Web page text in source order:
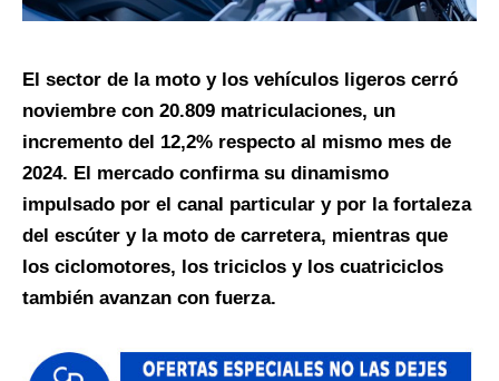
El sector de la moto y los vehículos ligeros cerró
noviembre con 20.809 matriculaciones, un
incremento del 12,2% respecto al mismo mes de
2024. El mercado confirma su dinamismo
impulsado por el canal particular y por la fortaleza
del escúter y la moto de carretera, mientras que
los ciclomotores, los triciclos y los cuatriciclos
también avanzan con fuerza.